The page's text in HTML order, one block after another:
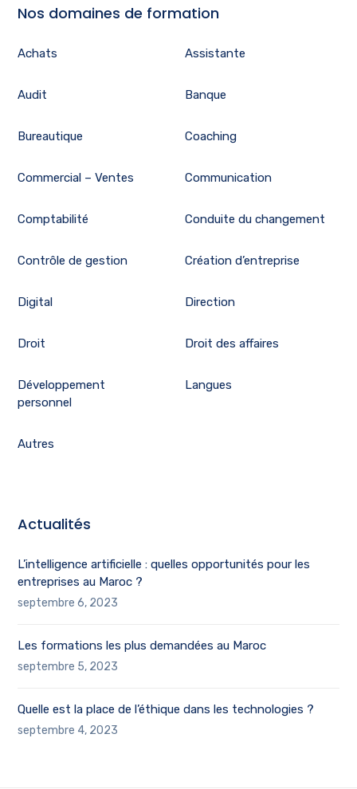
Nos domaines de formation
Achats Assistante
Audit Banque
Bureautique Coaching
Commercial – Ventes Communication
Comptabilité Conduite du changement
Contrôle de gestion Création d’entreprise
Digital Direction
Droit Droit des affaires
Développement
personnel
Langues
Autres
Actualités
L’intelligence artificielle : quelles opportunités pour les
entreprises au Maroc ?
septembre 6, 2023
Les formations les plus demandées au Maroc
septembre 5, 2023
Quelle est la place de l’éthique dans les technologies ?
septembre 4, 2023